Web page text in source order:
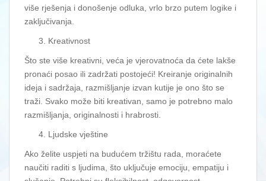
više rješenja i donošenje odluka, vrlo brzo putem logike i
zaključivanja.
Kreativnost
Što ste više kreativni, veća je vjerovatnoća da ćete lakše
pronaći posao ili zadržati postojeći! Kreiranje originalnih
ideja i sadržaja, razmišljanje izvan kutije je ono što se
traži. Svako može biti kreativan, samo je potrebno malo
razmišljanja, originalnosti i hrabrosti.
Ljudske vještine
Ako želite uspjeti na budućem tržištu rada, moraćete
naučiti raditi s ljudima, što uključuje emociju, empatiju i